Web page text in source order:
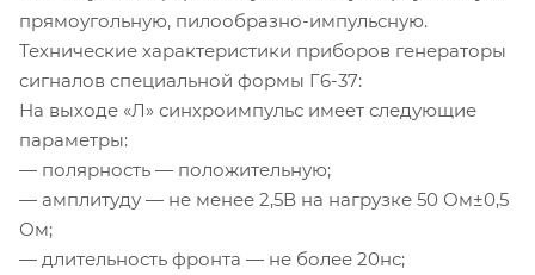
прямоугольную, пилообразно-импульсную.
Технические характеристики приборов генераторы
сигналов специальной формы Г6-37:
На выходе «Л» синхроимпульс имеет следующие
параметры:
— полярность — положительную;
— амплитуду — не менее 2,5В на нагрузке 50 Ом±0,5
Ом;
— длительность фронта — не более 20нс;